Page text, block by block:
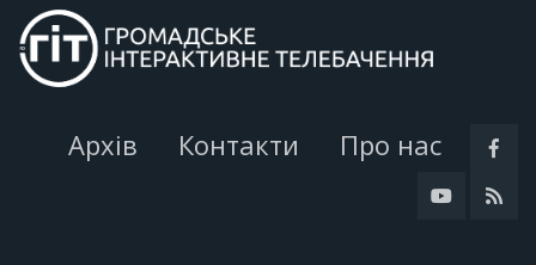
Архів Контакти Про нас